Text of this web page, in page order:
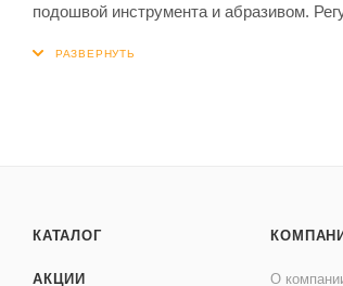
подошвой инструмента и абразивом.
КАТАЛОГ
АКЦИИ О